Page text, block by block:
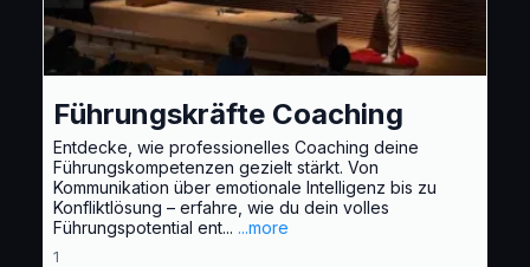
Führungskräfte Coaching
Entdecke, wie professionelles Coaching deine
Führungskompetenzen gezielt stärkt. Von
Kommunikation über emotionale Intelligenz bis zu
Konfliktlösung – erfahre, wie du dein volles
Führungspotential ent... ...more
1